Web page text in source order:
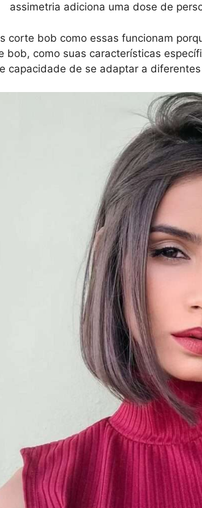
assimetria adiciona uma dose de
corte bob como essas funcionam
bob, como suas características
capacidade de se adaptar a